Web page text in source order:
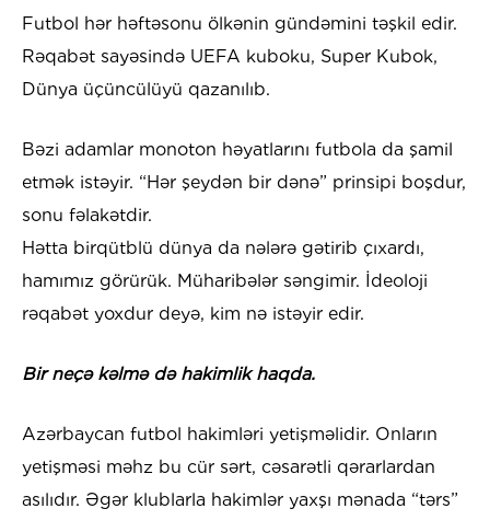
Futbol hər həftəsonu ölkənin gündəmini təşkil edir.
Rəqabət sayəsində UEFA kuboku, Super Kubok,
Dünya üçüncülüyü qazanılıb.
Bəzi adamlar monoton həyatlarını futbola da şamil
etmək istəyir. “Hər şeydən bir dənə” prinsipi boşdur,
sonu fəlakətdir.
Hətta birqütblü dünya da nələrə gətirib çıxardı,
hamımız görürük. Müharibələr səngimir. İdeoloji
rəqabət yoxdur deyə, kim nə istəyir edir.
Bir neçə kəlmə də hakimlik haqda.
Azərbaycan futbol hakimləri yetişməlidir. Onların
yetişməsi məhz bu cür sərt, cəsarətli qərarlardan
asılıdır. Əgər klublarla hakimlər yaxşı mənada “tərs”